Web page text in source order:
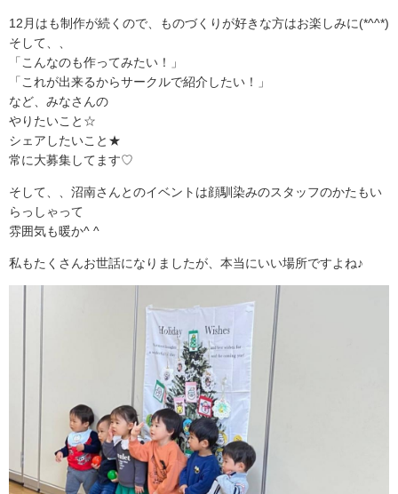
12月はも制作が続くので、ものづくりが好きな方はお楽しみに(*^^*)
そして、、
「こんなのも作ってみたい！」
「これが出来るからサークルで紹介したい！」
など、みなさんの
やりたいこと☆
シェアしたいこと★
常に大募集してます♡
そして、、沼南さんとのイベントは顔馴染みのスタッフのかたもい
らっしゃって
雰囲気も暖か^ ^
私もたくさんお世話になりましたが、本当にいい場所ですよね♪